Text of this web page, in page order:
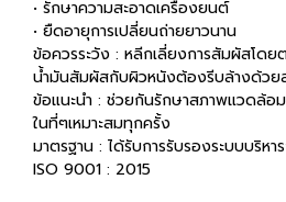
• รักษาความสะอาดเครื่องยนต์
• ยืดอายุการเปลี่ยนถ่ายยาวนาน
ข้อควรระวัง : หลีกเลี่ยงการสัมผัสโด
น้ำมันสัมผัสกับผิวหนังต้องรีบล้างด้วย
ข้อแนะนำ : ช่วยกันรักษาสภาพแวดล้อ
ในที่ๆเหมาะสมทุกครั้ง
มาตรฐาน : ได้รับการรับรองระบบบริห
ISO 9001 : 2015